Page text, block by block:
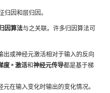
因和层归因。
因算法与之关联。许多归因算法可
出或神经元激活相对于输入的反向
度 * 激活和神经元传导都是基于梯
在输入变化时输出的变化情况。